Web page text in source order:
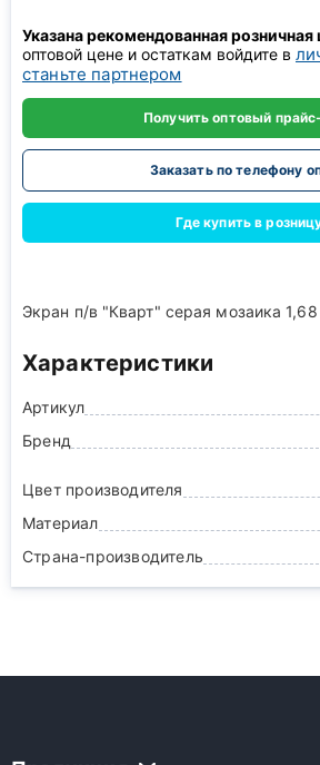
Указана рекомендованная розничная
оптовой цене и остаткам войдите в
станьте партнером
Получить оптовый
Заказать по телефону
Где купить в
Экран п/в "Кварт" серая мозаика
Характеристики
Артикул
Бренд
Цвет производителя
Материал
Страна-производитель